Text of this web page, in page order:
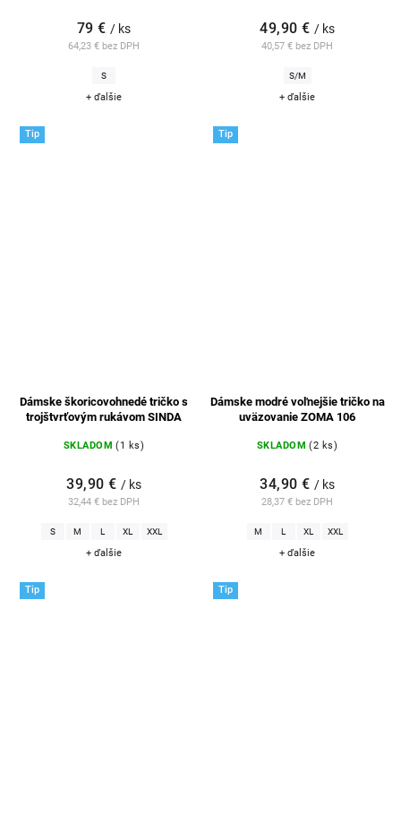
64,23 € bez DPH
79 €/ ks
S
+ ďalšie
40,57 € bez DPH
49,90 € / ks
S/M
+ ďalšie
Tip
Dámske škoricovohnedé tričko s
trojštvrťovým rukávom SINDA
SKLADOM (1 ks)
32,44 € bez DPH
39,90 € / ks
S M L XL XXL
+ ďalšie
Tip
Dámske modré voľnejšie tričko na
uväzovanie ZOMA 106
SKLADOM (2 ks)
28,37 € bez DPH
34,90 € / ks
M L XL XXL
+ ďalšie
Tip Tip